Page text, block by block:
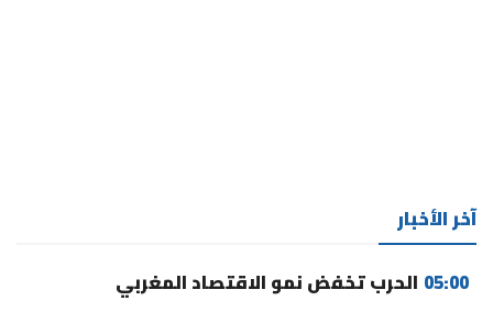
آخر الأخبار
05:00 الحرب تخفض نمو الاقتصاد المغربي